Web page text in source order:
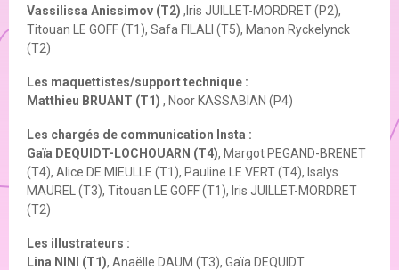
Vassilissa Anissimov (T2) ,Iris JUILLET-MORDRET (P2),
Titouan LE GOFF (T1), Safa FILALI (T5), Manon Ryckelynck
(T2)
Les maquettistes/support technique :
Matthieu BRUANT (T1) , Noor KASSABIAN (P4)
Les chargés de communication Insta :
Gaïa DEQUIDT-LOCHOUARN (T4), Margot PEGAND-BRENET
(T4), Alice DE MIEULLE (T1), Pauline LE VERT (T4), Isalys
MAUREL (T3), Titouan LE GOFF (T1), Iris JUILLET-MORDRET
(T2)
Les illustrateurs :
Lina NINI (T1), Anaëlle DAUM (T3), Gaïa DEQUIDT